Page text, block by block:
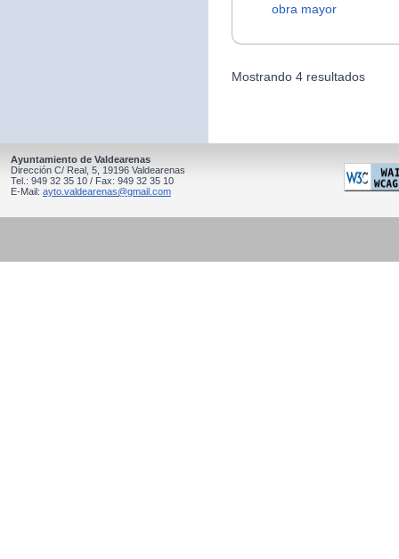
obra mayor
Mostrando 4 resultados
Ayuntamiento de Valdearenas
Dirección C/ Real, 5, 19196 Valdearenas
Tel.: 949 32 35 10 / Fax: 949 32 35 10
E-Mail: ayto.valdearenas@gmail.com